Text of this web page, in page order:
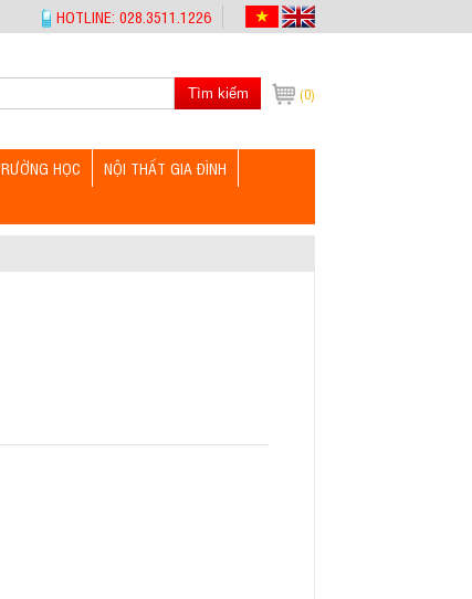
HOTLINE: 028.3511.1226
(0)
Tìm kiếm
HỌC
NỘI THẤT GIA ĐÌNH